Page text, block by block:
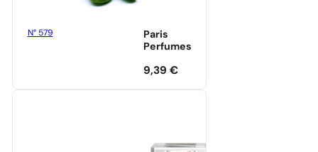
N° 579
Paris
Perfumes
9,39 €